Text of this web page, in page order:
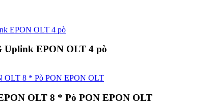
Uplink EPON OLT 4 pò
OLT 8 * Pò PON EPON OLT